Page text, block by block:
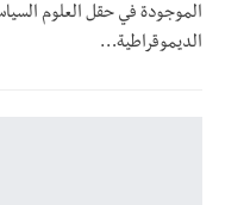
الموجودة في حقل العلوم
الديموقراطية…